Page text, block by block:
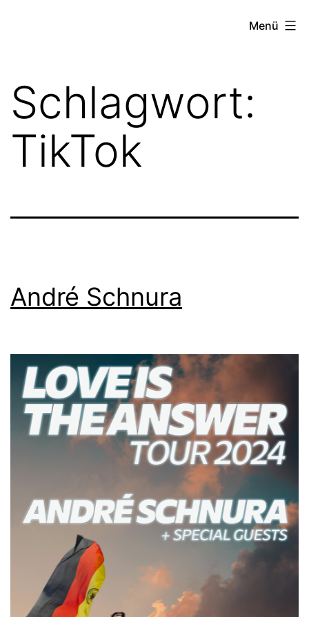
Menü
Schlagwort:
TikTok
André Schnura